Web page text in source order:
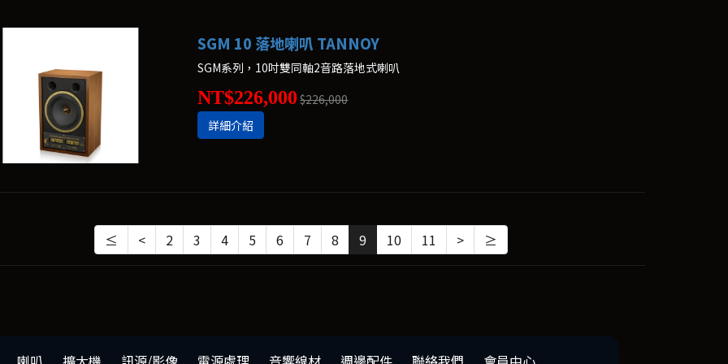
SGM 10 落地喇叭 TANNOY
SGM系列，10吋雙同軸2音路落地式喇叭
NT$226,000 $226,000
詳細介紹
≤ < 2 3 4 5 6 7 8 9 10 11 > ≥